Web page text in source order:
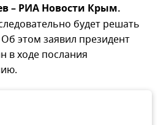
– РИА Новости Крым.
будет решать
этом заявил президент
в ходе послания